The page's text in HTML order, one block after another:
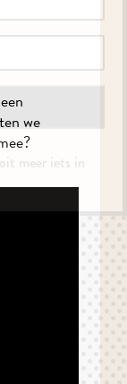
we
meer iets in